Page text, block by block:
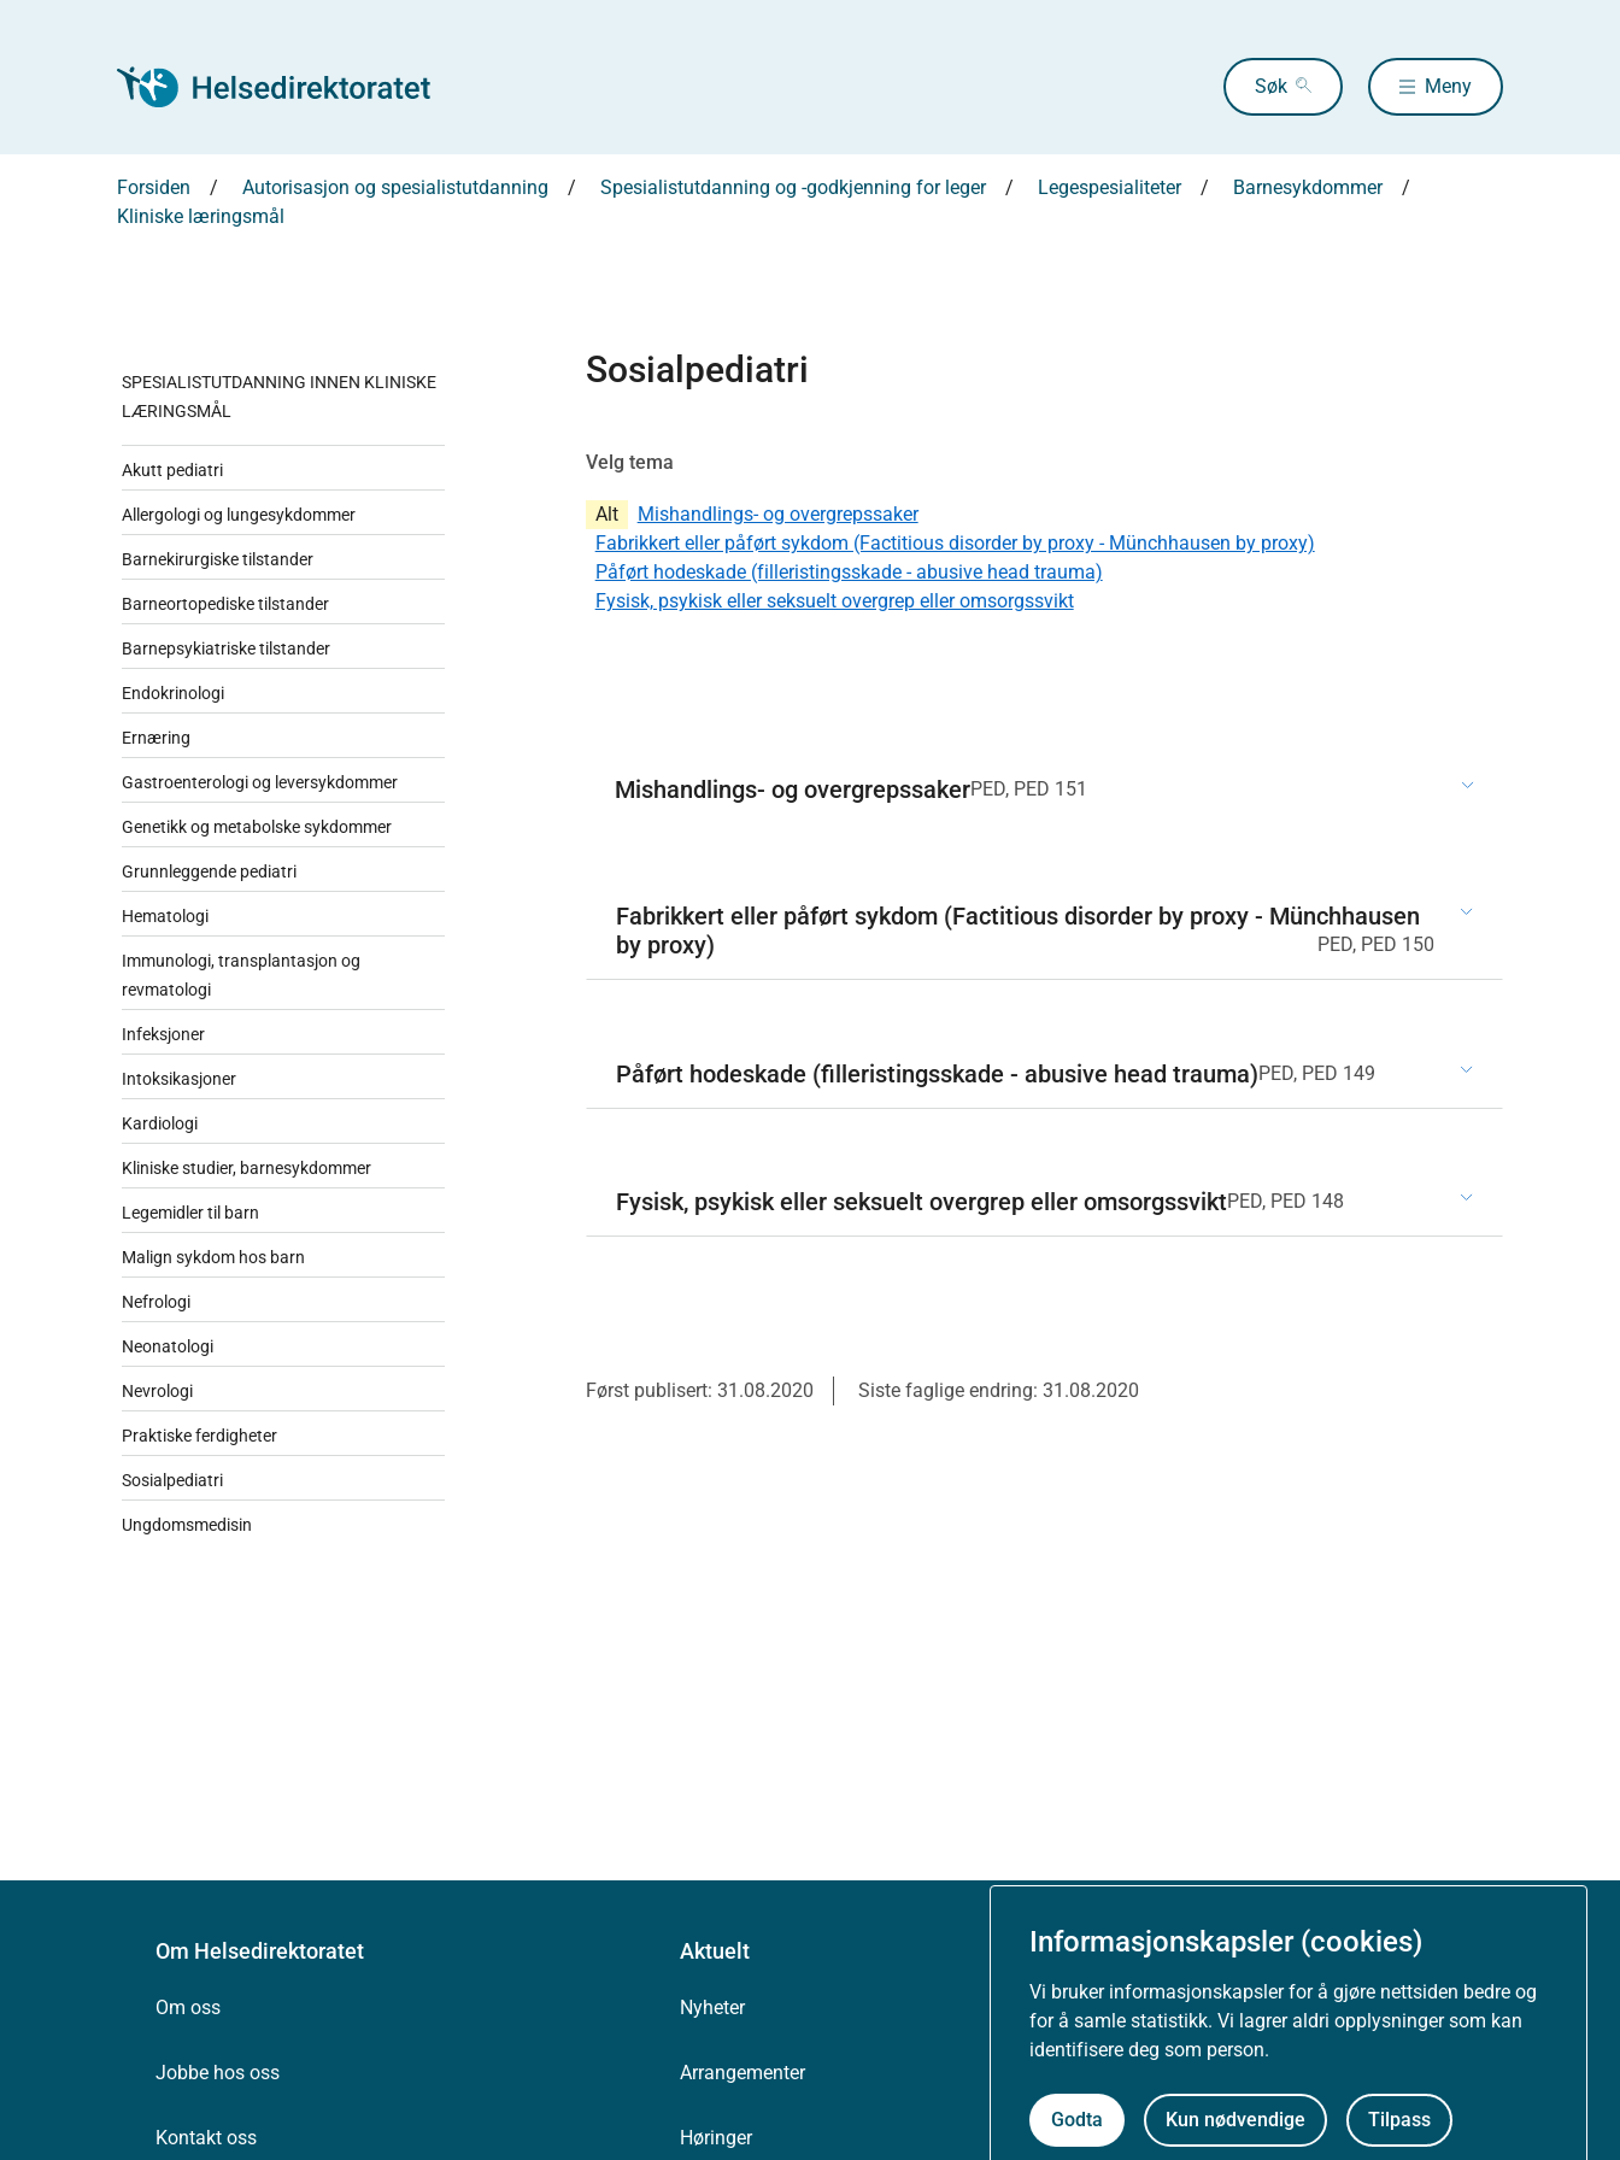
Informasjonskapsler (cookies)
Vi bruker informasjonskapsler for å gjøre nettsiden bedre og
for å samle statistikk. Vi lagrer aldri opplysninger som kan
identifisere deg som person.
Godta Kun nødvendige Tilpass
Søk Meny
Forsiden Autorisasjon og spesialistutdanning Spesialistutdanning og -godkjenning for leger Legespesialiteter
Barnesykdommer
Kliniske læringsmål
SPESIALISTUTDANNING INNEN KLINISKE
LÆRINGSMÅL
Akutt pediatri
Allergologi og lungesykdommer
Barnekirurgiske tilstander
Barneortopediske tilstander
Barnepsykiatriske tilstander
Endokrinologi
Ernæring
Gastroenterologi og leversykdommer
Genetikk og metabolske sykdommer
Grunnleggende pediatri
Hematologi
Immunologi, transplantasjon og
revmatologi
Infeksjoner
Intoksikasjoner
Kardiologi
Kliniske studier, barnesykdommer
Legemidler til barn
Malign sykdom hos barn
Nefrologi
Neonatologi
Nevrologi
Praktiske ferdigheter
Sosialpediatri
Ungdomsmedisin
Sosialpediatri
Velg tema
Alt
Mishandlings- og overgrepssaker
Fabrikkert eller påført sykdom (Factitious disorder by proxy - Münchhausen by proxy)
Påført hodeskade (filleristingsskade - abusive head trauma)
Fysisk, psykisk eller seksuelt overgrep eller omsorgssvikt
Mishandlings- og overgrepssakerPED, PED 151
Fabrikkert eller påført sykdom (Factitious disorder by proxy - Münchhausen
by proxy)
PED, PED 150
Påført hodeskade (filleristingsskade - abusive head trauma)PED, PED 149
Fysisk, psykisk eller seksuelt overgrep eller omsorgssviktPED, PED 148
Først publisert: 31.08.2020 Siste faglige endring: 31.08.2020
Om Helsedirektoratet
Om oss
Jobbe hos oss
Kontakt oss
Aktuelt
Nyheter
Arrangementer
Høringer
Om nettstedet
Personvernerklæring
Besøksstatistikk og informasjonskapsler